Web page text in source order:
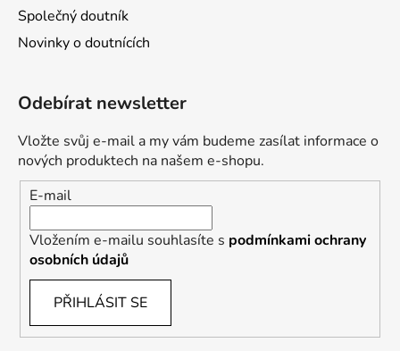
Společný doutník
Novinky o doutnících
Odebírat newsletter
Vložte svůj e-mail a my vám budeme zasílat informace o
nových produktech na našem e-shopu.
E-mail
Vložením e-mailu souhlasíte s podmínkami ochrany
osobních údajů
PŘIHLÁSIT SE